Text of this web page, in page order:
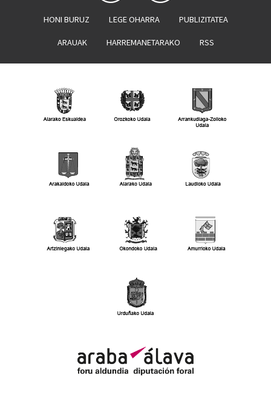
HONI BURUZ LEGE OHARRA PUBLIZITATEA
ARAUAK HARREMANETARAKO RSS